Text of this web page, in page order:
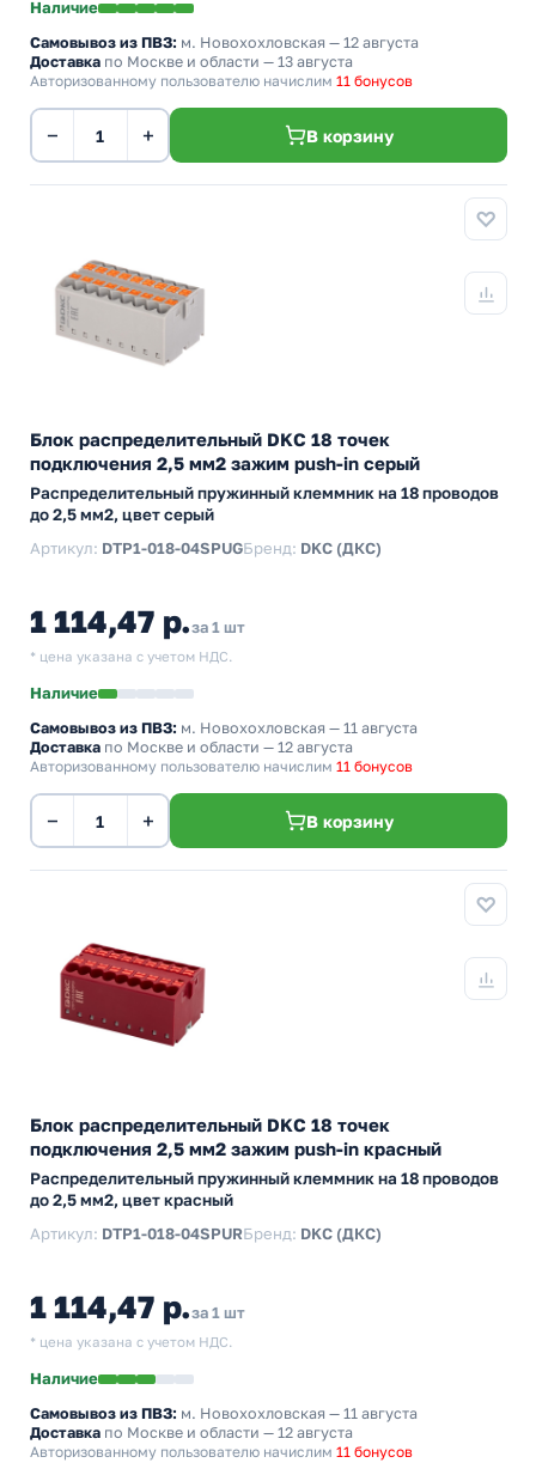
Наличие
Самовывоз из ПВЗ: м. Новохохловская — 12 августа
Доставка по Москве и области — 13 августа
Авторизованному пользователю начислим 11 бонусов
− + В корзину
Блок распределительный DKC 18 точек
подключения 2,5 мм2 зажим push-in серый
Распределительный пружинный клеммник на 18 проводов
до 2,5 мм2, цвет серый
Артикул: DTP1-018-04SPUGБренд: DKC (ДКС)
1 114,47 р.за 1 шт
* цена указана с учетом НДС.
Наличие
Самовывоз из ПВЗ: м. Новохохловская — 11 августа
Доставка по Москве и области — 12 августа
Авторизованному пользователю начислим 11 бонусов
− + В корзину
Блок распределительный DKC 18 точек
подключения 2,5 мм2 зажим push-in красный
Распределительный пружинный клеммник на 18 проводов
до 2,5 мм2, цвет красный
Артикул: DTP1-018-04SPURБренд: DKC (ДКС)
1 114,47 р.за 1 шт
* цена указана с учетом НДС.
Наличие
Самовывоз из ПВЗ: м. Новохохловская — 11 августа
Доставка по Москве и области — 12 августа
Авторизованному пользователю начислим 11 бонусов